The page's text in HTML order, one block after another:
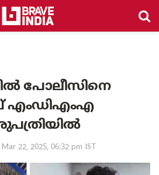
പോലീസിനെ
എംഡിഎംഎ
Mar 22, 2025, 06:32 pm IST